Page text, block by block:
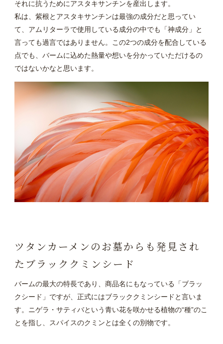
それに抗うためにアスタキサンチンを産出します。
私は、紫根とアスタキサンチンは最強の成分だと思ってい
て、アムリターラで使用している成分の中でも「神成分」と
言っても過言ではありません。この2つの成分を配合している
点でも、バームに込めた熱量や想いを分かっていただけるの
ではないかなと思います。
ツタンカーメンのお墓からも発見され
たブラッククミンシード
バームの最大の特長であり、商品名にもなっている「ブラッ
クシード」ですが、正式にはブラッククミンシードと言いま
す。ニゲラ・サティバという青い花を咲かせる植物の“種”のこ
とを指し、スパイスのクミンとは全くの別物です。